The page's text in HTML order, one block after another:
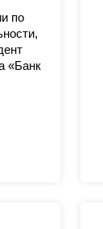
по
«Банк